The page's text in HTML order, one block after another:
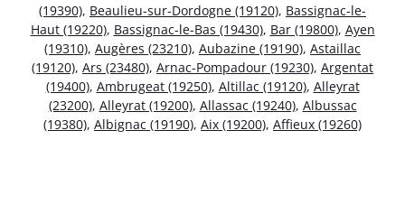
(19390), Beaulieu-sur-Dordogne (19120), Bassignac-le-
Haut (19220), Bassignac-le-Bas (19430), Bar (19800), Ayen
(19310), Augères (23210), Aubazine (19190), Astaillac
(19120), Ars (23480), Arnac-Pompadour (19230), Argentat
(19400), Ambrugeat (19250), Altillac (19120), Alleyrat
(23200), Alleyrat (19200), Allassac (19240), Albussac
(19380), Albignac (19190), Aix (19200), Affieux (19260)